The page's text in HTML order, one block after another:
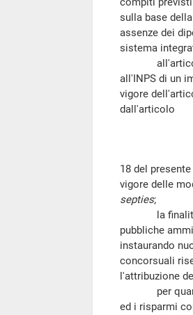
sulla base
assenze dei
sistema
all'articolo
all'INPS di un
vigore
dall'articolo
18 del
vigore delle
septies;
la finalità
pubbliche
instaurando
concorsuali
l'attribuzione
per quanto
ed i risparmi